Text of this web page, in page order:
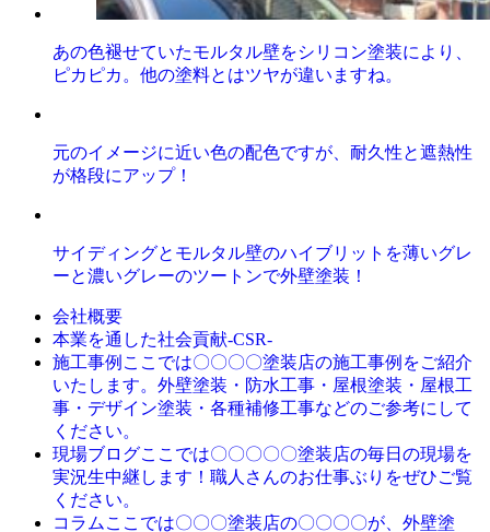
あの色褪せていたモルタル壁をシリコン塗装により、
ピカピカ。他の塗料とはツヤが違いますね。
元のイメージに近い色の配色ですが、耐久性と遮熱性
が格段にアップ！
サイディングとモルタル壁のハイブリットを薄いグレ
ーと濃いグレーのツートンで外壁塗装！
会社概要
本業を通した社会貢献-CSR-
施工事例 ここでは〇〇〇〇塗装店の施工事例をご紹介
いたします。外壁塗装・防水工事・屋根塗装・屋根工
事・デザイン塗装・各種補修工事などのご参考にして
ください。
現場ブログここでは〇〇〇〇〇塗装店の毎日の現場を
実況生中継します！職人さんのお仕事ぶりをぜひご覧
ください。
コラム ここでは〇〇〇塗装店の〇〇〇〇が、外壁塗